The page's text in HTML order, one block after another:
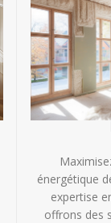
énergétique
expertise
offrons des